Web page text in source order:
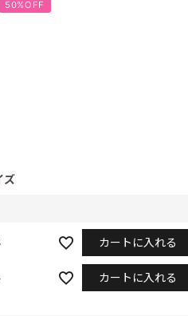
50%OFF
ズ
カートに入れる
カートに入れる